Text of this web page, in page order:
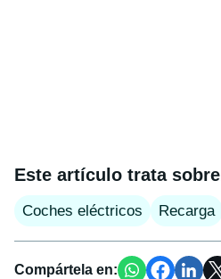
Este artículo trata
Coches eléctricos Recarga
Compártela en: